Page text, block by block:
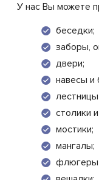
У нас Вы можете
беседки;
заборы,
двери;
навесы и
столики
мостики;
мангалы;
флюгеры